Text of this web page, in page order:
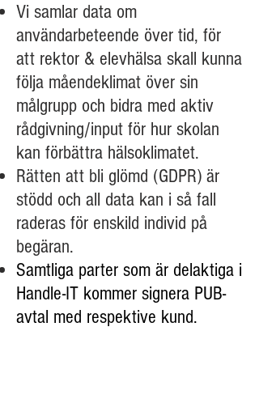
Vi samlar data om
användarbeteende över tid, för
att rektor & elevhälsa skall kunna
följa måendeklimat över sin
målgrupp och bidra med aktiv
rådgivning/input för hur skolan
kan förbättra hälsoklimatet.
Rätten att bli glömd (GDPR) är
stödd och all data kan i så fall
raderas för enskild individ på
begäran.
Samtliga parter som är delaktiga i
Handle-IT kommer signera PUB-
avtal med respektive kund.